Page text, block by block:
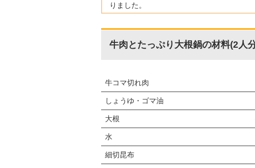
りました。
牛肉とたっぷり大根鍋の材料(2人
牛コマ切れ肉
しょうゆ・ゴマ油
大根
水
細切昆布